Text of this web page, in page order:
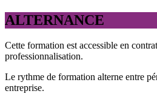
ALTERNANCE
Cette formation est accessible en
professionnalisation.
Le rythme de formation alterne entre
entreprise.